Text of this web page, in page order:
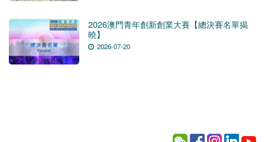
2026澳門青年創新創業大賽【總決賽名單揭
曉】
2026-07-20